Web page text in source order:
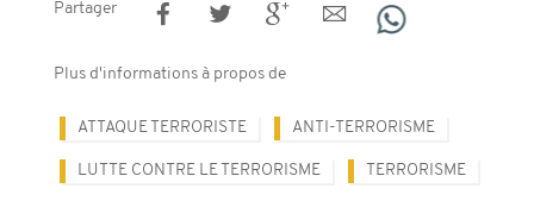
Partager
Plus d'informations à propos de
ATTAQUE TERRORISTE ANTI-TERRORISME
LUTTE CONTRE LE TERRORISME TERRORISME